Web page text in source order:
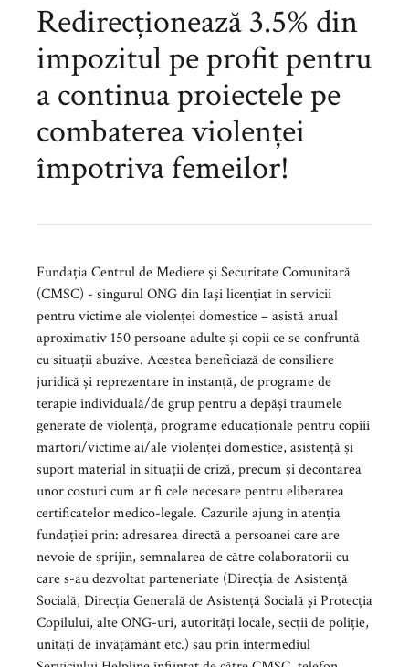
Redirecționează 3.5% din
impozitul pe profit pentru
a continua proiectele pe
combaterea violenței
împotriva femeilor!
Fundația Centrul de Mediere și Securitate Comunitară
(CMSC) - singurul ONG din Iași licențiat în servicii
pentru victime ale violenței domestice – asistă anual
aproximativ 150 persoane adulte și copii ce se confruntă
cu situații abuzive. Acestea beneficiază de consiliere
juridică și reprezentare în instanță, de programe de
terapie individuală/de grup pentru a depăși traumele
generate de violență, programe educaționale pentru copiii
martori/victime ai/ale violenței domestice, asistență și
suport material în situații de criză, precum și decontarea
unor costuri cum ar fi cele necesare pentru eliberarea
certificatelor medico-legale. Cazurile ajung în atenția
fundației prin: adresarea directă a persoanei care are
nevoie de sprijin, semnalarea de către colaboratorii cu
care s-au dezvoltat parteneriate (Direcția de Asistență
Socială, Direcția Generală de Asistență Socială și Protecția
Copilului, alte ONG-uri, autorități locale, secții de poliție,
unități de învățământ etc.) sau prin intermediul